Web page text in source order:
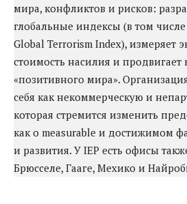
мира, конфликтов и рисков:
глобальные индексы (в том
Global Terrorism Index), измеряет
стоимость насилия и
«позитивного мира».
себя как некоммерческую и
которая стремится изменить
как о measurable и достижимом
и развития. У IEP есть офисы
Брюсселе, Гааге, Мехико и